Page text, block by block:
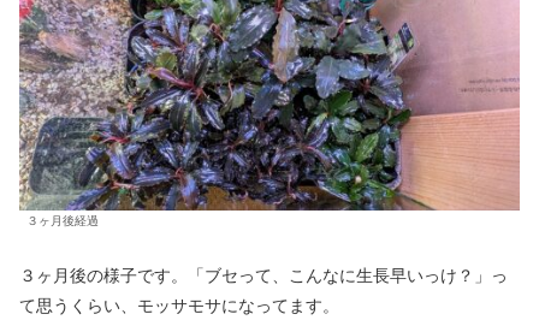
３ヶ月後経過
３ヶ月後の様子です。「ブセって、こんなに生長早いっけ？」っ
て思うくらい、モッサモサになってます。